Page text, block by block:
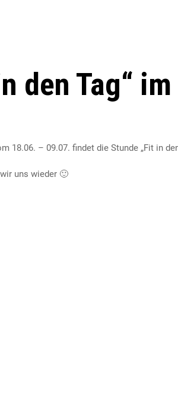
den Tag“
18.06. – 09.07. findet die Stunde „Fit in
uns wieder 🙂